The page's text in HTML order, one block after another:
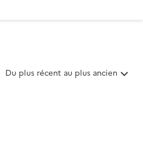
T
Du plus récent au plus ancien